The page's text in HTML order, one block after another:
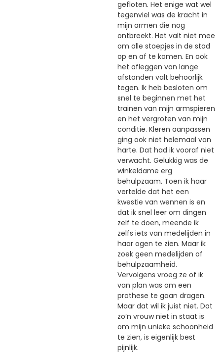
gefloten. Het enige wat wel
tegenviel was de kracht in
mijn armen die nog
ontbreekt. Het valt niet mee
om alle stoepjes in de stad
op en af te komen. En ook
het afleggen van lange
afstanden valt behoorlijk
tegen. Ik heb besloten om
snel te beginnen met het
trainen van mijn armspieren
en het vergroten van mijn
conditie. Kleren aanpassen
ging ook niet helemaal van
harte. Dat had ik vooraf niet
verwacht. Gelukkig was de
winkeldame erg
behulpzaam. Toen ik haar
vertelde dat het een
kwestie van wennen is en
dat ik snel leer om dingen
zelf te doen, meende ik
zelfs iets van medelijden in
haar ogen te zien. Maar ik
zoek geen medelijden of
behulpzaamheid.
Vervolgens vroeg ze of ik
van plan was om een
prothese te gaan dragen.
Maar dat wil ik juist niet. Dat
zo’n vrouw niet in staat is
om mijn unieke schoonheid
te zien, is eigenlijk best
pijnlijk.